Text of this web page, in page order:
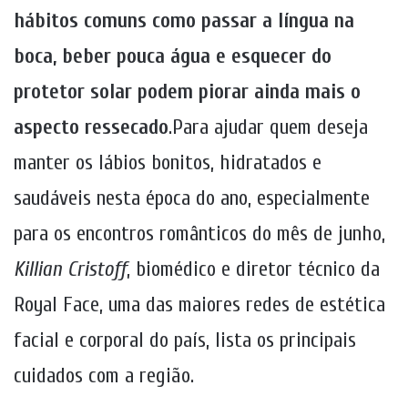
hábitos comuns como passar a língua na
boca, beber pouca água e esquecer do
protetor solar podem piorar ainda mais o
aspecto ressecado.Para ajudar quem deseja
manter os lábios bonitos, hidratados e
saudáveis nesta época do ano, especialmente
para os encontros românticos do mês de junho,
Killian Cristoff, biomédico e diretor técnico da
Royal Face, uma das maiores redes de estética
facial e corporal do país, lista os principais
cuidados com a região.